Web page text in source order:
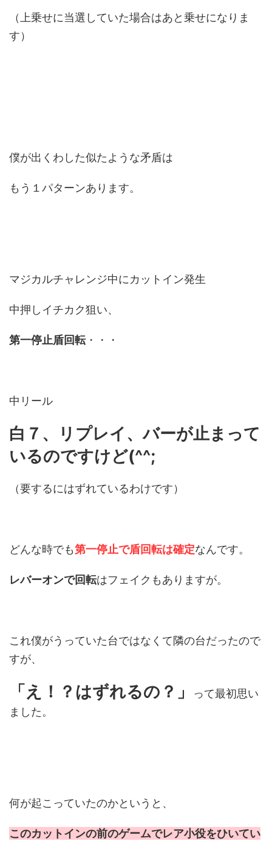
（上乗せに当選していた場合はあと乗せになりま
す）
僕が出くわした似たような矛盾は
もう１パターンあります。
マジカルチャレンジ中にカットイン発生
中押しイチカク狙い、
第一停止盾回転・・・
中リール
白７、リプレイ、バーが止まって
いるのですけど(^^;
（要するにはずれているわけです）
どんな時でも第一停止で盾回転は確定なんです。
レバーオンで回転はフェイクもありますが。
これ僕がうっていた台ではなくて隣の台だったので
すが、
「え！？はずれるの？」
って最初思い
ました。
何が起こっていたのかというと、
このカットインの前のゲームでレア小役をひいてい